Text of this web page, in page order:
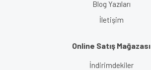
Blog Yazıları
İletişim
Online Satış Mağazası
İndirimdekiler